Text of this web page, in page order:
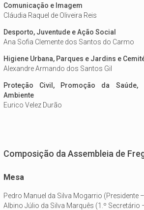
Comunicação e Imagem
Cláudia Raquel de Oliveira Reis
Desporto, Juventude e Ação Social
Ana Sofia Clemente dos Santos do Carmo
Higiene Urbana, Parques e Jardins e
Alexandre Armando dos Santos Gil
Proteção Civil, Promoção da Saúde,
Ambiente
Eurico Velez Durão
Composição da Assembleia de
Mesa
Pedro Manuel da Silva Mogarrio (Presidente –
Albino Júlio da Silva Marquês (1.º Secretário